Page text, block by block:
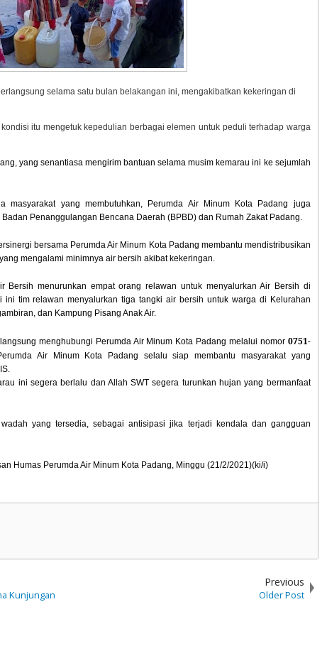
selama satu bulan belakangan ini, mengakibatkan kekeringan di
itu mengetuk kepedulian berbagai elemen untuk peduli terhadap warga
yang senantiasa mengirim bantuan selama musim kemarau ini ke sejumlah
masyarakat yang membutuhkan, Perumda Air Minum Kota Padang juga
Penanggulangan Bencana Daerah (BPBD) dan Rumah Zakat Padang.
bersama Perumda Air Minum Kota Padang membantu mendistribusikan
mengalami minimnya air bersih akibat kekeringan.
Bersih menurunkan empat orang relawan untuk menyalurkan Air Bersih di
ini tim relawan menyalurkan tiga tangki air bersih untuk warga di Kelurahan
dan Kampung Pisang Anak Air.
menghubungi Perumda Air Minum Kota Padang melalui nomor 0751-
Air Minum Kota Padang selalu siap membantu masyarakat yang
ini segera berlalu dan Allah SWT segera turunkan hujan yang bermanfaat
yang tersedia, sebagai antisipasi jika terjadi kendala dan gangguan
Humas Perumda Air Minum Kota Padang, Minggu (21/2/2021)(ki/i)
Kunjungan
Previous
Older Post